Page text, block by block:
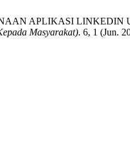
APLIKASI
Masyarakat). 6, 1 (Jun.